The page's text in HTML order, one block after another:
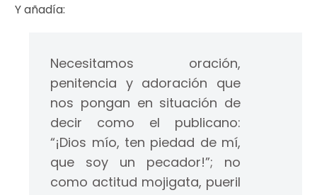
Y añadía:
Necesitamos oración,
penitencia y adoración que
nos pongan en situación de
decir como el publicano:
“¡Dios mío, ten piedad de mí,
que soy un pecador!”; no
como actitud mojigata, pueril